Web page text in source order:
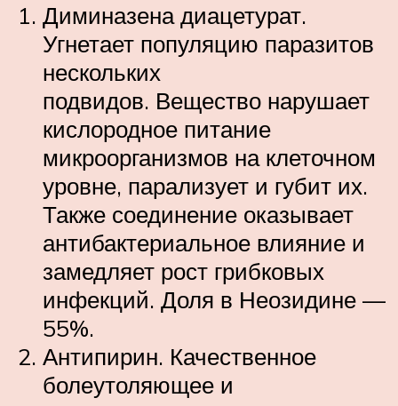
Диминазена диацетурат.
Угнетает популяцию паразитов
нескольких
подвидов. Вещество нарушает
кислородное питание
микроорганизмов на клеточном
уровне, парализует и губит их.
Также соединение оказывает
антибактериальное влияние и
замедляет рост грибковых
инфекций. Доля в Неозидине —
55%.
Антипирин. Качественное
болеутоляющее и